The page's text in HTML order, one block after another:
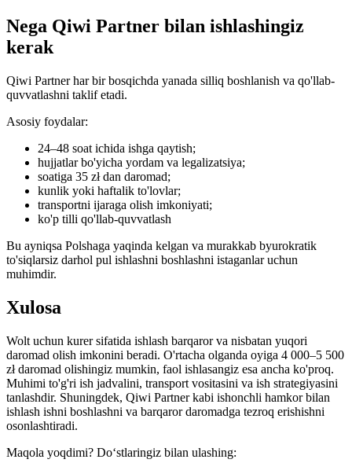
Nega Qiwi Partner bilan ishlashingiz
kerak
Qiwi Partner har bir bosqichda yanada silliq boshlanish va qo'llab-
quvvatlashni taklif etadi.
Asosiy foydalar:
24–48 soat ichida ishga qaytish;
hujjatlar bo'yicha yordam va legalizatsiya;
soatiga 35 zł dan daromad;
kunlik yoki haftalik to'lovlar;
transportni ijaraga olish imkoniyati;
ko'p tilli qo'llab-quvvatlash
Bu ayniqsa Polshaga yaqinda kelgan va murakkab byurokratik
to'siqlarsiz darhol pul ishlashni boshlashni istaganlar uchun
muhimdir.
Xulosa
Wolt uchun kurer sifatida ishlash barqaror va nisbatan yuqori
daromad olish imkonini beradi. O'rtacha olganda oyiga 4 000–5 500
zł daromad olishingiz mumkin, faol ishlasangiz esa ancha ko'proq.
Muhimi to'g'ri ish jadvalini, transport vositasini va ish strategiyasini
tanlashdir. Shuningdek, Qiwi Partner kabi ishonchli hamkor bilan
ishlash ishni boshlashni va barqaror daromadga tezroq erishishni
osonlashtiradi.
Maqola yoqdimi? Do‘stlaringiz bilan ulashing: